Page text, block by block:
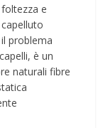
e
problema
è un
naturali fibre